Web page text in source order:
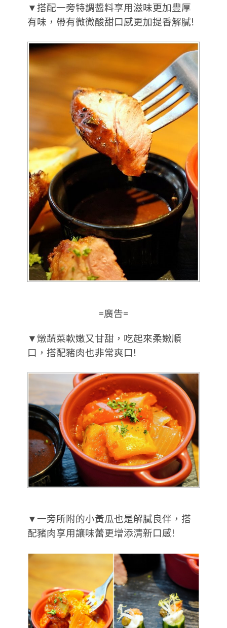
▼搭配一旁特調醬料享用滋味更加豐厚
有味，帶有微微酸甜口感更加提香解膩!
=廣告=
▼燉蔬菜軟嫩又甘甜，吃起來柔嫩順
口，搭配豬肉也非常爽口!
▼一旁所附的小黃瓜也是解膩良伴，搭
配豬肉享用讓味蕾更增添清新口感!